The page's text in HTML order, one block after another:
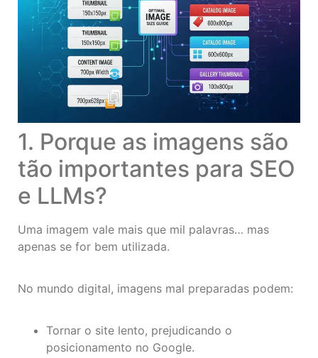
1. Porque as imagens são
tão importantes para SEO
e LLMs?
Uma imagem vale mais que mil palavras… mas
apenas se for bem utilizada.
No mundo digital, imagens mal preparadas podem:
Tornar o site lento, prejudicando o
posicionamento no Google.